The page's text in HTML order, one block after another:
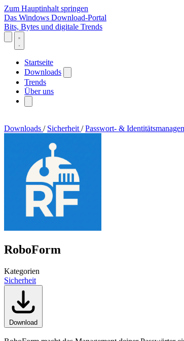
Zum Hauptinhalt springen
Das Windows Download-Portal
Bits, Bytes und digitale Trends
Startseite
Downloads
Trends
Über uns
Downloads / Sicherheit / Passwort- &
RoboForm
Kategorien
Sicherheit
Download